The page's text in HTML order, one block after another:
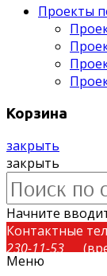
Проекты
Корзина
закрыть
закрыть
Начните
Контактные
230-11-53
понедельник-
Меню